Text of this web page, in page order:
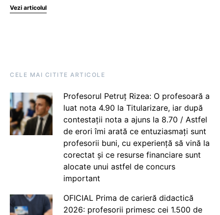
Vezi articolul
CELE MAI CITITE ARTICOLE
Profesorul Petruț Rizea: O profesoară a
luat nota 4.90 la Titularizare, iar după
contestații nota a ajuns la 8.70 / Astfel
de erori îmi arată ce entuziasmați sunt
profesorii buni, cu experiență să vină la
corectat și ce resurse financiare sunt
alocate unui astfel de concurs
important
OFICIAL Prima de carieră didactică
2026: profesorii primesc cei 1.500 de